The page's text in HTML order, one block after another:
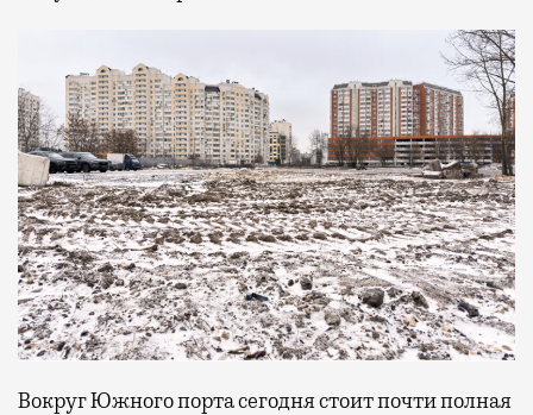
Вокруг Южного порта сегодня стоит почти полная